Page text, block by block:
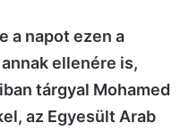
a napot ezen a
ellenére is,
tárgyal Mohamed
az Egyesült Arab